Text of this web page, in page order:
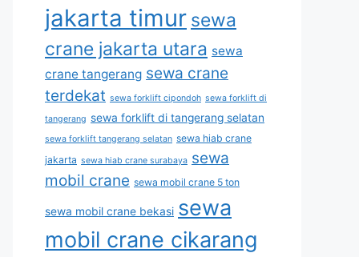
jakarta timur sewa
crane jakarta utara sewa
crane tangerang sewa crane
terdekat sewa forklift cipondoh sewa forklift di
tangerang sewa forklift di tangerang selatan
sewa forklift tangerang selatan sewa hiab crane
jakarta sewa hiab crane surabaya sewa
mobil crane sewa mobil crane 5 ton
sewa mobil crane bekasi sewa
mobil crane cikarang